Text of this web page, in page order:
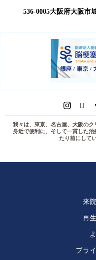
536-0005大阪府大阪市
我々は、東京、名古屋、大阪のク
身近で便利に、そして一貫した治
たり前にして
来
再
プラ